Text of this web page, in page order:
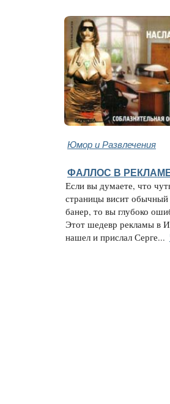
Юмор и Развлечения
ФАЛЛОС В РЕКЛАМЕ
Если вы думаете, что
страницы висит
банер, то вы глубоко
Этот шедевр рекламы в
нашел и прислал Серге...